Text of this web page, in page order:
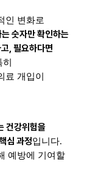
인 변화로
숫자만 확인하는
, 필요하다면
히
료 개입이
건강위험을
심 과정입니다.
예방에 기여할